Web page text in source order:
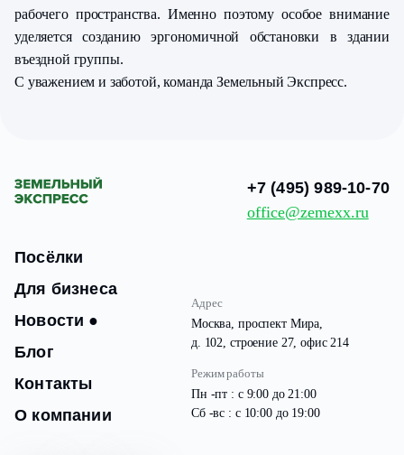
рабочего пространства. Именно поэтому особое внимание
уделяется созданию эргономичной обстановки в здании
въездной группы.
С уважением и заботой, команда Земельный Экспресс.
Посёлки
Для бизнеса
Новости ●
Блог
Контакты
О компании
Адрес
Москва, проспект Мира,
д. 102, строение 27, офис 214
Режим работы
Пн -пт : с 9:00 до 21:00
Сб -вс : с 10:00 до 19:00
+7 (495) 989-10-70
office@zemexx.ru